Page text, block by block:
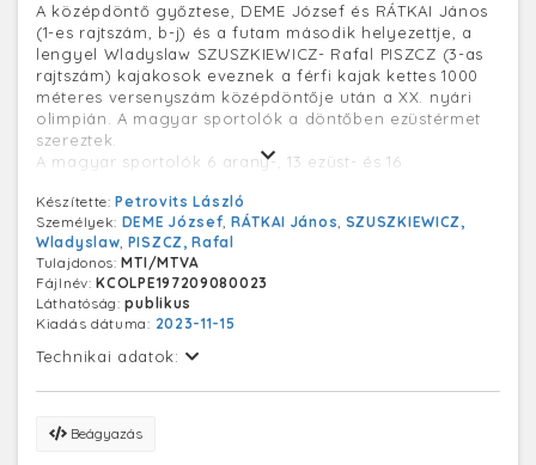
A középdöntő győztese, DEME József és RÁTKAI János
(1-es rajtszám, b-j) és a futam második helyezettje, a
lengyel Wladyslaw SZUSZKIEWICZ- Rafal PISZCZ (3-as
rajtszám) kajakosok eveznek a férfi kajak kettes 1000
méteres versenyszám középdöntője után a XX. nyári
olimpián. A magyar sportolók a döntőben ezüstérmet
szereztek.
A magyar sportolók 6 arany-, 13 ezüst- és 16
(1951-) olimpiai ezüstérmes (1972. München) kajakozó,
edző. Rátkai János (1951-) olimpiai ezüstérmes (1972.
München), világbajnok (1973) kajakozó, edző,
sportvezető.
Készítette:Petrovits László
Személyek: DEME József, RÁTKAI János, SZUSZKIEWICZ,
Wladyslaw, PISZCZ, Rafal
Tulajdonos:MTI/MTVA
Fájlnév:KCOLPE197209080023
Láthatóság:publikus
Kiadás dátuma: 2023-11-15
Technikai adatok:
Beágyazás